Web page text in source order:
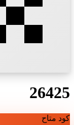
26425
كود متاح